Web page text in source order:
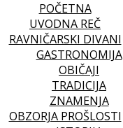
POČETNA
UVODNA REČ
RAVNIČARSKI DIVANI
GASTRONOMIJA
OBIČAJI
TRADICIJA
ZNAMENJA
OBZORJA PROŠLOSTI